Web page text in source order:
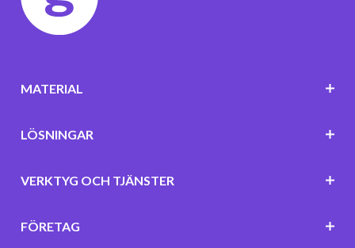
MATERIAL
LÖSNINGAR
VERKTYG OCH TJÄNSTER
FÖRETAG